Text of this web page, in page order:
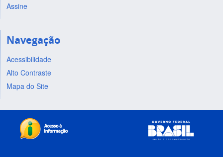
Assine
Navegação
Acessibilidade
Alto Contraste
Mapa do Site